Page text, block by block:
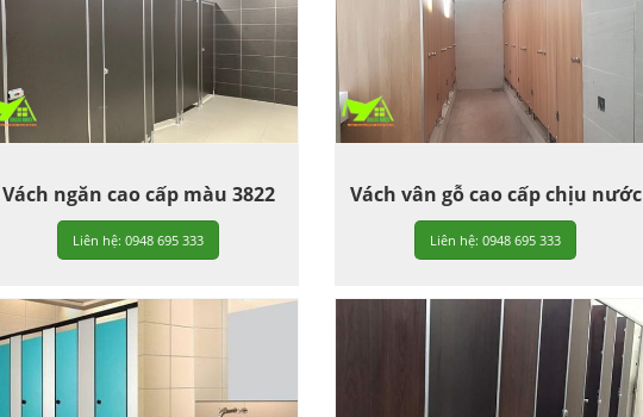
Vách ngăn cao cấp màu 3822
Liên hệ: 0948 695 333
Vách vân gỗ cao cấp chịu nước
Liên hệ: 0948 695 333